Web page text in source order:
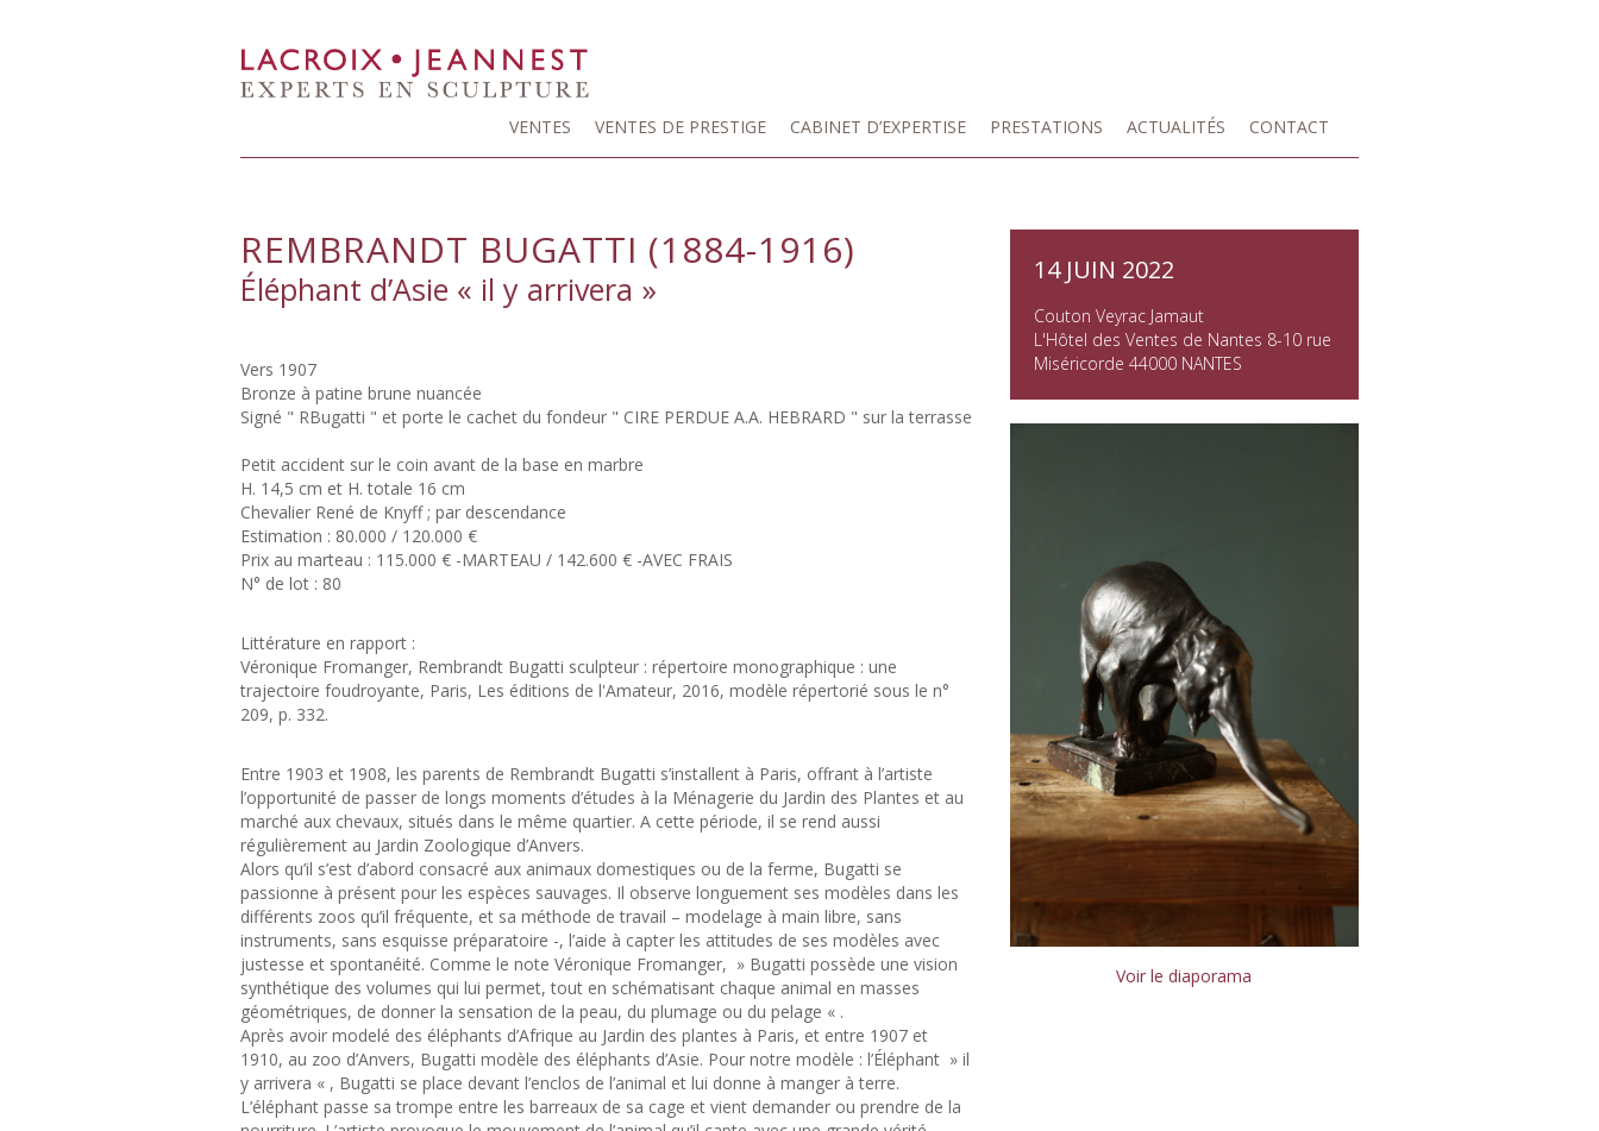
VENTES VENTES DE PRESTIGE CABINET D’EXPERTISE PRESTATIONS ACTUALITÉS CONTACT
REMBRANDT BUGATTI (1884-1916)
Éléphant d’Asie « il y arrivera »
Vers 1907
Bronze à patine brune nuancée
Signé " RBugatti " et porte le cachet du fondeur " CIRE PERDUE A.A. HEBRARD " sur la terrasse
Petit accident sur le coin avant de la base en marbre
H. 14,5 cm et H. totale 16 cm
Chevalier René de Knyff ; par descendance
Estimation : 80.000 / 120.000 €
Prix au marteau : 115.000 € -MARTEAU / 142.600 € -AVEC FRAIS
N° de lot : 80
Littérature en rapport :
Véronique Fromanger, Rembrandt Bugatti sculpteur : répertoire monographique : une
trajectoire foudroyante, Paris, Les éditions de l'Amateur, 2016, modèle répertorié sous le n°
209, p. 332.
Entre 1903 et 1908, les parents de Rembrandt Bugatti s’installent à Paris, offrant à l’artiste
l’opportunité de passer de longs moments d’études à la Ménagerie du Jardin des Plantes et au
marché aux chevaux, situés dans le même quartier. A cette période, il se rend aussi
régulièrement au Jardin Zoologique d’Anvers.
Alors qu’il s’est d’abord consacré aux animaux domestiques ou de la ferme, Bugatti se
passionne à présent pour les espèces sauvages. Il observe longuement ses modèles dans les
différents zoos qu’il fréquente, et sa méthode de travail – modelage à main libre, sans
instruments, sans esquisse préparatoire -, l’aide à capter les attitudes de ses modèles avec
justesse et spontanéité. Comme le note Véronique Fromanger, » Bugatti possède une vision
synthétique des volumes qui lui permet, tout en schématisant chaque animal en masses
géométriques, de donner la sensation de la peau, du plumage ou du pelage « .
Après avoir modelé des éléphants d’Afrique au Jardin des plantes à Paris, et entre 1907 et
1910, au zoo d’Anvers, Bugatti modèle des éléphants d’Asie. Pour notre modèle : l’Éléphant » il
y arrivera « , Bugatti se place devant l’enclos de l’animal et lui donne à manger à terre.
L’éléphant passe sa trompe entre les barreaux de sa cage et vient demander ou prendre de la
14 JUIN 2022
Couton Veyrac Jamaut
L'Hôtel des Ventes de Nantes 8-10 rue
Miséricorde 44000 NANTES
Voir le diaporama